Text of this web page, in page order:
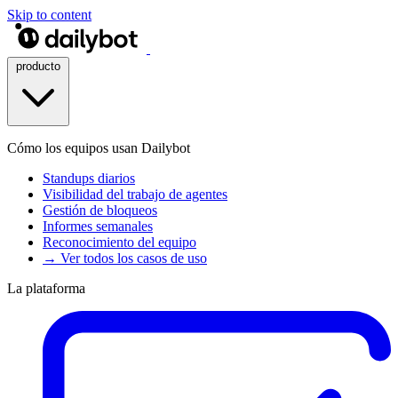
Skip to content
Cómo los equipos usan Dailybot
Standups diarios
Visibilidad del trabajo de agentes
Gestión de bloqueos
Informes semanales
Reconocimiento del equipo
→ Ver todos los casos de uso
La plataforma